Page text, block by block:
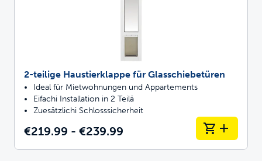
2-teilige Haustierklappe für Glasschiebetüren
Ideal für Mietwohnungen und Appartements
Eifachi Installation in 2 Teilä
Zuesätzlichi Schlosssicherheit
€219.99 - €239.99